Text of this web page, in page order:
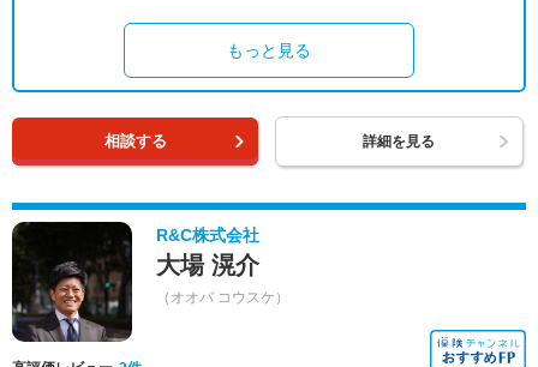
もっと見る
相談する 詳細を見る
R&C株式会社
大場 滉介
（オオバ コウスケ）